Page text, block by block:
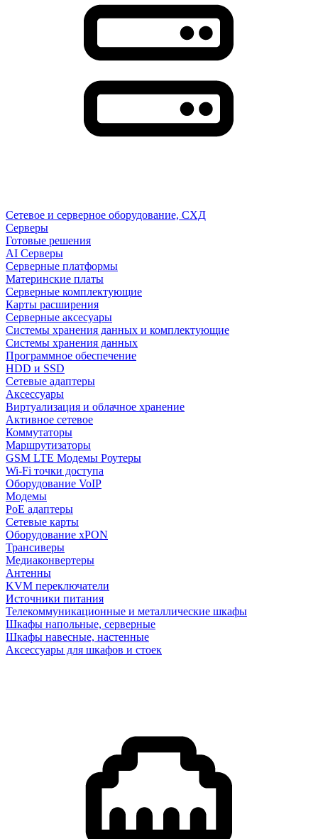
Сетевое и серверное оборудование, СХД
Cерверы
Готовые решения
AI Серверы
Серверные платформы
Материнские платы
Серверные комплектующие
Карты расширения
Серверные аксесуары
Системы хранения данных и комплектующие
Системы хранения данных
Программное обеспечение
HDD и SSD
Сетевые адаптеры
Аксессуары
Виртуализация и облачное хранение
Активное сетевое
Коммутаторы
Маршрутизаторы
GSM LTE Модемы Роутеры
Wi-Fi точки доступа
Оборудование VoIP
Модемы
PoE адаптеры
Сетевые карты
Оборудование xPON
Трансиверы
Медиаконвертеры
Антенны
KVM переключатели
Источники питания
Телекоммуникационные и металлические шкафы
Шкафы напольные, серверные
Шкафы навесные, настенные
Аксессуары для шкафов и стоек